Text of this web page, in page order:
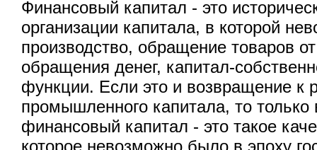
Финансовый капитал - это
организации капитала, в которой
производство, обращение товаров
обращения денег, капитал-
функции. Если это и возвращение к
промышленного капитала, то только
финансовый капитал - это такое
которое невозможно было в эпоху